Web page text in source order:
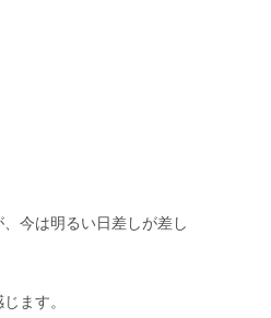
今は明るい日差しが差し
ます。